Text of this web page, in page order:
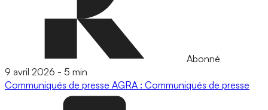
Abonné
9 avril 2026 - 5 min
Communiqués de presse AGRA : Communiqués de presse